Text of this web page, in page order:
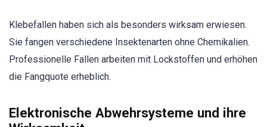
Klebefallen haben sich als besonders wirksam erwiesen.
Sie fangen verschiedene Insektenarten ohne Chemikalien.
Professionelle Fallen arbeiten mit Lockstoffen und erhöhen
die Fangquote erheblich.
Elektronische Abwehrsysteme und ihre